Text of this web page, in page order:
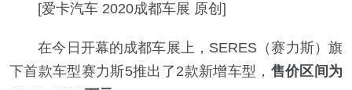
[爱卡汽车 2020成都车展 原创]
在今日开幕的成都车展上，SERES（赛力斯）旗
下首款车型赛力斯5推出了2款新增车型， 售价区间为